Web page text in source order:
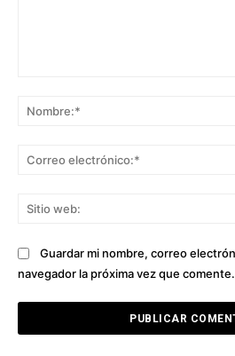
Guardar mi nombre, correo
navegador la próxima vez que comente.